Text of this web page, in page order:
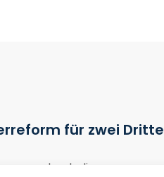
für zwei
durch die